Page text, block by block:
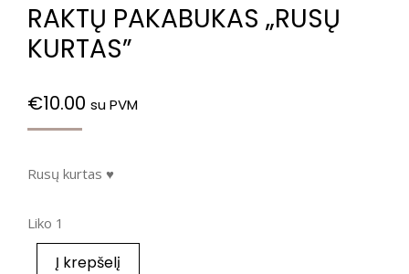
RAKTŲ PAKABUKAS „RUSŲ
KURTAS”
€10.00 su PVM
Rusų kurtas ♥
Liko 1
Į krepšelį